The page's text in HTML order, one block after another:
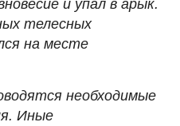
и упал в арык.
телесных
на месте
необходимые
Иные